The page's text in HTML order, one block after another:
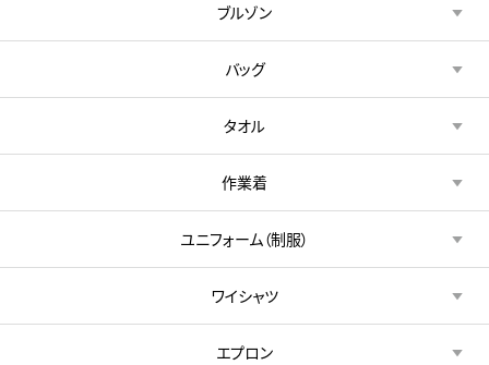
ブルゾン
バッグ
タオル
作業着
ユニフォーム（制服）
ワイシャツ
エプロン